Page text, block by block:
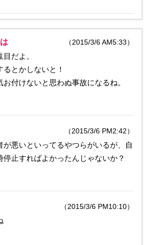
（2015/3/6 AM5:33）
だよ。
とかしないと！
付けないと思わぬ事故になるね。
（2015/3/6 PM2:42）
が悪いといってるやつらがいるが、自
停止すればよかったんじゃないか？
（2015/3/6 PM10:10）